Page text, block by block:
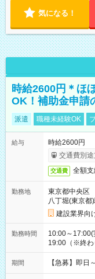
気になる！
時給2600円＊ほ
OK！補助金申請
派遣 職種未経験OK
給与
時給2600円
交通費別途
交通費 全額
勤務地
東京都中央区
八丁堀(東京都
建設業界向
勤務時間
10:00～
19:00（※終わ
期間 【急募】即